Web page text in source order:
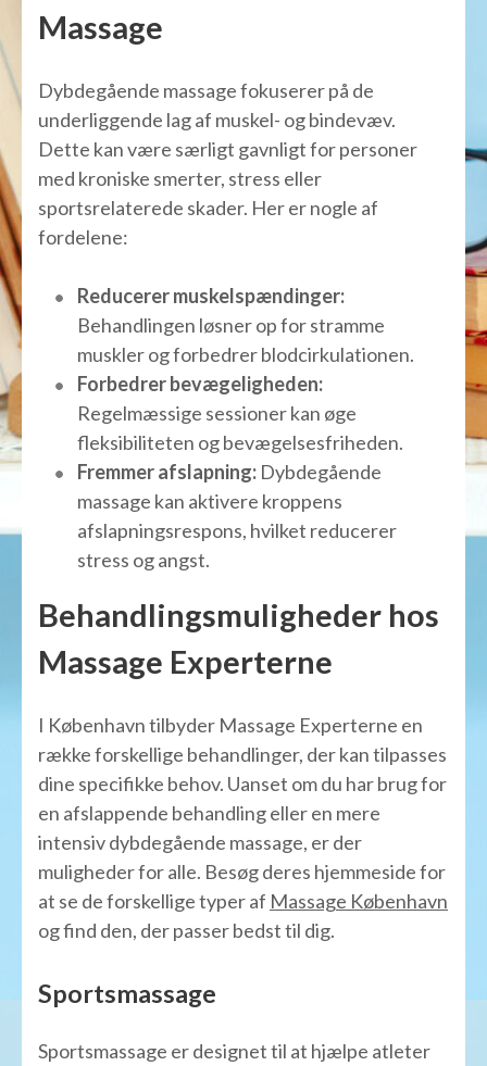
Massage
Dybdegående massage fokuserer på de
underliggende lag af muskel- og bindevæv.
Dette kan være særligt gavnligt for personer
med kroniske smerter, stress eller
sportsrelaterede skader. Her er nogle af
fordelene:
Reducerer muskelspændinger:
Behandlingen løsner op for stramme
muskler og forbedrer blodcirkulationen.
Forbedrer bevægeligheden:
Regelmæssige sessioner kan øge
fleksibiliteten og bevægelsesfriheden.
Fremmer afslapning: Dybdegående
massage kan aktivere kroppens
afslapningsrespons, hvilket reducerer
stress og angst.
Behandlingsmuligheder hos
Massage Experterne
I København tilbyder Massage Experterne en
række forskellige behandlinger, der kan tilpasses
dine specifikke behov. Uanset om du har brug for
en afslappende behandling eller en mere
intensiv dybdegående massage, er der
muligheder for alle. Besøg deres hjemmeside for
at se de forskellige typer af Massage København
og find den, der passer bedst til dig.
Sportsmassage
Sportsmassage er designet til at hjælpe atleter